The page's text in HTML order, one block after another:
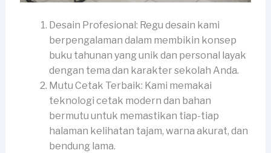
Desain Profesional: Regu desain kami
berpengalaman dalam membikin konsep
buku tahunan yang unik dan personal layak
dengan tema dan karakter sekolah Anda.
Mutu Cetak Terbaik: Kami memakai
teknologi cetak modern dan bahan
bermutu untuk memastikan tiap-tiap
halaman kelihatan tajam, warna akurat, dan
bendung lama.